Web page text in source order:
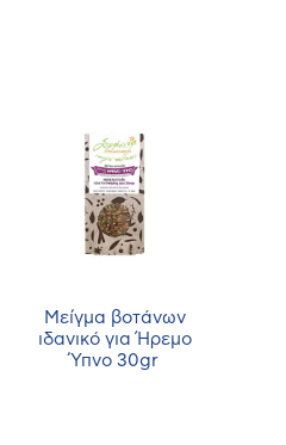
Μείγμα βοτάνων
ιδανικό για Ήρεμο
Ύπνο 30gr